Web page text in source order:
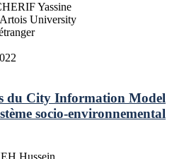
Yassine
Artois University
du City Information Model
socio-environnemental
Hussein